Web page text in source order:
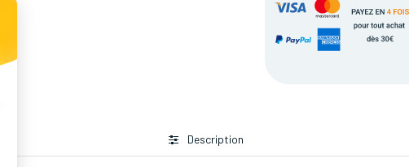
Description